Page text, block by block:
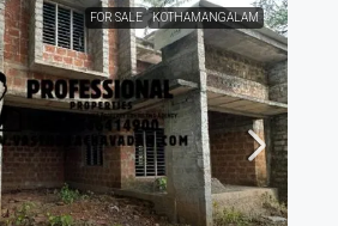
FOR SALE KOTHAMANGALAM